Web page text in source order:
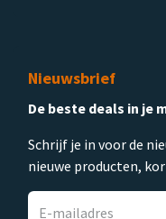
Nieuwsbrief
De beste deals in je
Schrijf je in voor de
nieuwe producten,